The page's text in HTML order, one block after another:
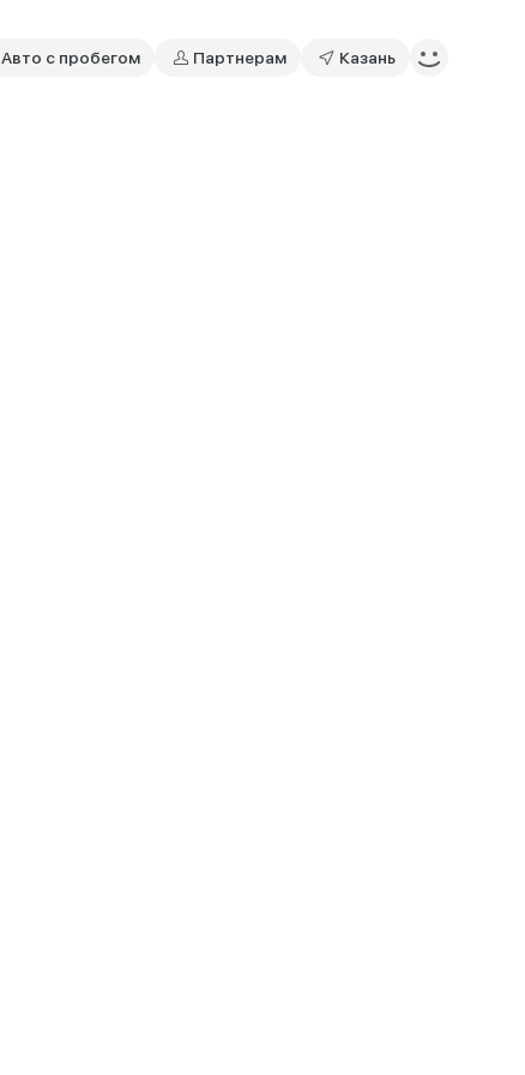
Авто с пробегом Партнерам Казань